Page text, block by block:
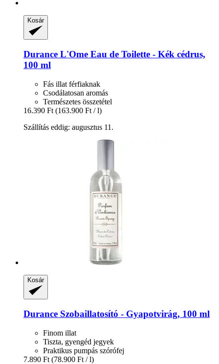
Kosár
Durance L'Ome Eau de Toilette -​ Kék cédrus,
100 ml
Fás illat férfiaknak
Csodálatosan aromás
Természetes összetétel
16.390 Ft (163.900 Ft / l)
Szállítás eddig: augusztus 11.
Kosár
Durance Szobaillatosító -​ Gyapotvirág, 100 ml
Finom illat
Tiszta, gyengéd jegyek
Praktikus pumpás szórófej
7.890 Ft (78.900 Ft / l)